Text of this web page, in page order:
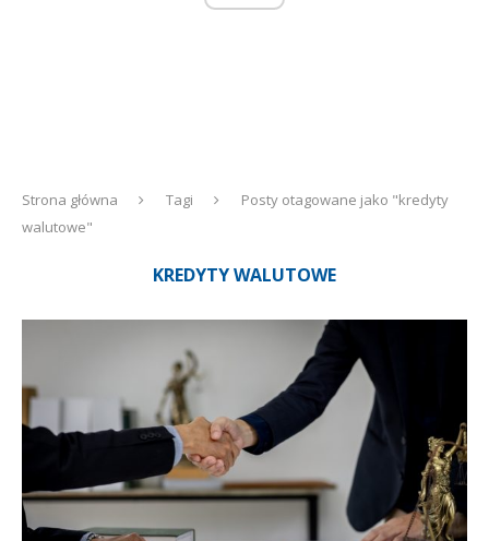
Strona główna Tagi
Posty otagowane jako "kredyty
walutowe"
KREDYTY WALUTOWE